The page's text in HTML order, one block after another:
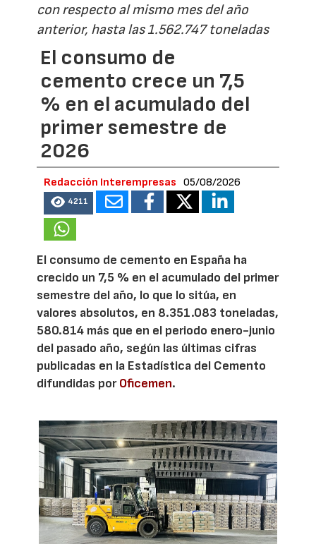
con respecto al mismo mes del año
anterior, hasta las 1.562.747 toneladas
El consumo de
cemento crece un 7,5
% en el acumulado del
primer semestre de
2026
Redacción Interempresas 05/08/2026
4211
El consumo de cemento en España ha
crecido un 7,5 % en el acumulado del primer
semestre del año, lo que lo sitúa, en
valores absolutos, en 8.351.083 toneladas,
580.814 más que en el periodo enero-junio
del pasado año, según las últimas cifras
publicadas en la Estadística del Cemento
difundidas porOficemen.